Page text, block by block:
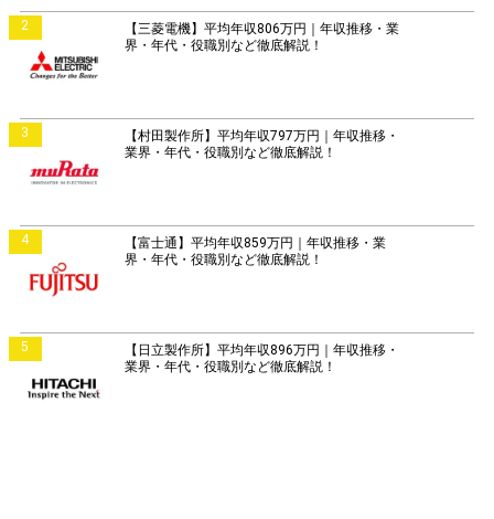
2
【三菱電機】平均年収806万円｜年収推移・業
界・年代・役職別など徹底解説！
3
【村田製作所】平均年収797万円｜年収推移・
業界・年代・役職別など徹底解説！
4
【富士通】平均年収859万円｜年収推移・業
界・年代・役職別など徹底解説！
5
【日立製作所】平均年収896万円｜年収推移・
業界・年代・役職別など徹底解説！